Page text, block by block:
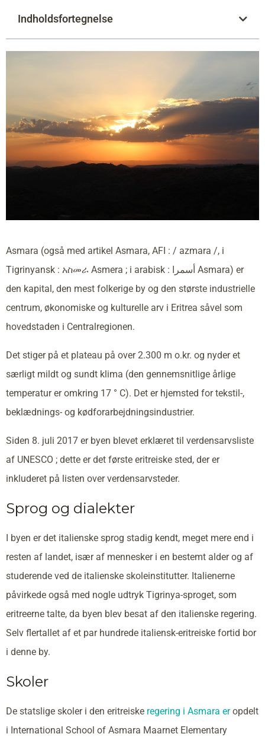
Indholdsfortegnelse
Asmara (også med artikel Asmara, AFI : / azmara /, i
Tigrinyansk : አስመራ Asmera ; i arabisk : أسمرا Asmara) er
den kapital, den mest folkerige by og den største industrielle
centrum, økonomiske og kulturelle arv i Eritrea såvel som
hovedstaden i Centralregionen.
Det stiger på et plateau på over 2.300 m o.kr. og nyder et
særligt mildt og sundt klima (den gennemsnitlige årlige
temperatur er omkring 17 ° C). Det er hjemsted for tekstil-,
beklædnings- og kødforarbejdningsindustrier.
Siden 8. juli 2017 er byen blevet erklæret til verdensarvsliste
af UNESCO ; dette er det første eritreiske sted, der er
inkluderet på listen over verdensarvsteder.
Sprog og dialekter
I byen er det italienske sprog stadig kendt, meget mere end i
resten af landet, især af mennesker i en bestemt alder og af
studerende ved de italienske skoleinstitutter. Italienerne
påvirkede også med nogle udtryk Tigrinya-sproget, som
eritreerne talte, da byen blev besat af den italienske regering.
Selv flertallet af et par hundrede italiensk-eritreiske fortid bor
i denne by.
Skoler
De statslige skoler i den eritreiske regering i Asmara eropdelt
i International School of Asmara Maarnet Elementary